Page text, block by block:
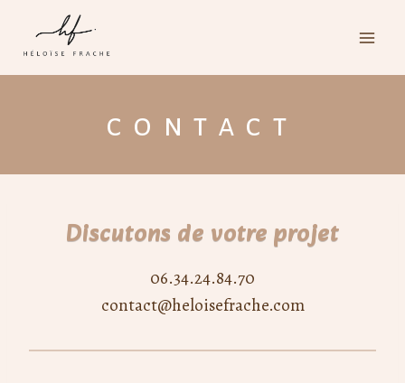
contenu
contact
Discutons de votre projet
06.34.24.84.70
contact@heloisefrache.com